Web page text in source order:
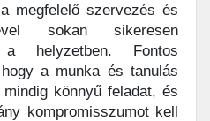
megfelelő szervezés és
sokan sikeresen
a helyzetben. Fontos
a munka és tanulás
könnyű feladat, és
kompromisszumot kell